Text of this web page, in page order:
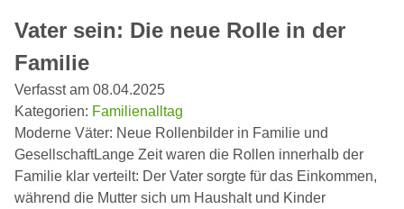
Vater sein: Die neue Rolle in der
Familie
Verfasst am 08.04.2025
Kategorien: Familienalltag
Moderne Väter: Neue Rollenbilder in Familie und
GesellschaftLange Zeit waren die Rollen innerhalb der
Familie klar verteilt: Der Vater sorgte für das Einkommen,
während die Mutter sich um Haushalt und Kinder